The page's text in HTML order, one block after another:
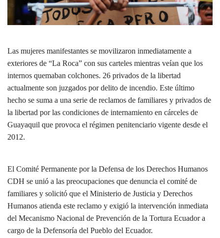
Las mujeres manifestantes se movilizaron inmediatamente a
exteriores de “La Roca” con sus carteles mientras veían que los
internos quemaban colchones. 26 privados de la libertad
actualmente son juzgados por delito de incendio. Este último
hecho se suma a una serie de reclamos de familiares y privados de
la libertad por las condiciones de internamiento en cárceles de
Guayaquil que provoca el régimen penitenciario vigente desde el
2012.
El Comité Permanente por la Defensa de los Derechos Humanos
CDH se unió a las preocupaciones que denuncia el comité de
familiares y solicitó que el Ministerio de Justicia y Derechos
Humanos atienda este reclamo y exigió la intervención inmediata
del Mecanismo Nacional de Prevención de la Tortura Ecuador a
cargo de la Defensoría del Pueblo del Ecuador.